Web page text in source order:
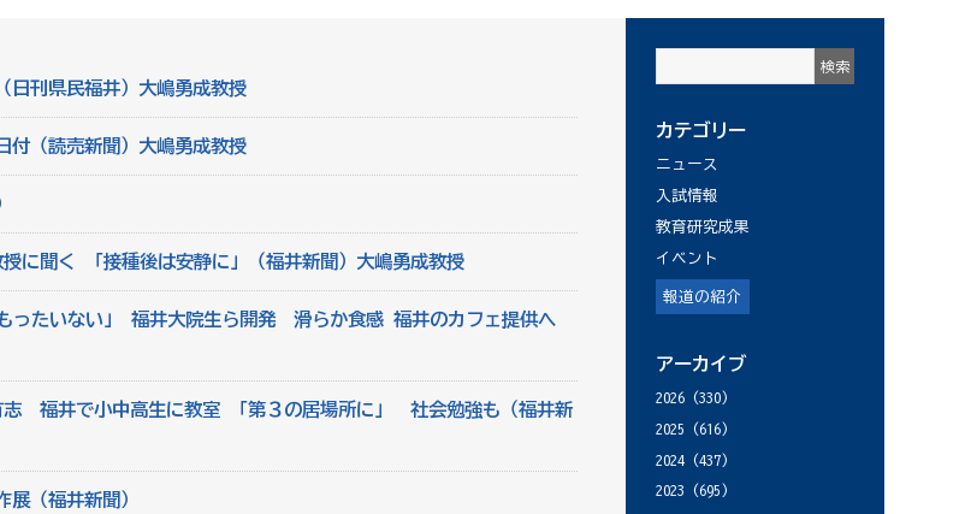
刊県民福井）大嶋勇成教授
（読売新聞）大嶋勇成教授
に聞く 「接種後は安静に」（福井新聞）大嶋勇成教授
ったいない」 福井大院生ら開発 滑らか食感 福井のカフェ提供へ
福井で小中高生に教室 「第３の居場所に」 社会勉強も（福井新
（福井新聞）
カテゴリー
ニュース
入試情報
教育研究成果
イベント
報道の紹介
アーカイブ
2026 (330)
2025 (616)
2024 (437)
2023 (695)